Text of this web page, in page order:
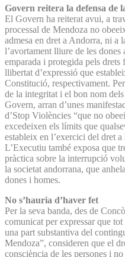
Govern reitera la defensa de
El Govern ha reiterat avui, a
processal de Mendoza no
admesa en dret a Andorra, ni a
l’avortament lliure de les dones
emparada i protegida pels drets
llibertat d’expressió que
Constitució, respectivament.
de la integritat i el bon nom
Govern, arran d’unes
d’Stop Violències “que no
excedeixen els límits que
estableix en l’exercici del dret
L’Executiu també exposa que
pràctica sobre la interrupció
la societat andorrana, que
dones i homes.
No s’hauria d’haver fet
Per la seva banda, des de
comunicat per expressar que
una part substantiva del
Mendoza”, consideren que el
consciència de les persones i